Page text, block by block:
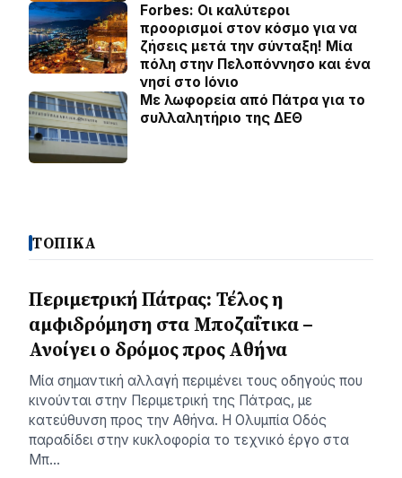
Forbes: Οι καλύτεροι
προορισμοί στον κόσμο για να
ζήσεις μετά την σύνταξη! Mία
πόλη στην Πελοπόννησο και ένα
νησί στο Ιόνιο
Με λωφορεία από Πάτρα για το
συλλαλητήριο της ΔΕΘ
ΤΟΠΙΚΑ
Περιμετρική Πάτρας: Τέλος η
αμφιδρόμηση στα Μποζαΐτικα –
Ανοίγει ο δρόμος προς Αθήνα
Μία σηµαντική αλλαγή περιµένει τους οδηγούς που
κινούνται στην Περιµετρική της Πάτρας, µε
κατεύθυνση προς την Αθήνα. Η Ολυµπία Οδός
παραδίδει στην κυκλοφορία το τεχνικό έργο στα
Μπ…